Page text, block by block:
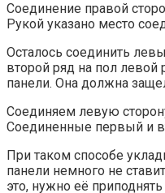
Соединение правой
Рукой указано место
Осталось соединить
второй ряд на пол
панели. Она должна
Соединяем левую
Соединенные первый и
При таком способе
панели немного не
это, нужно её